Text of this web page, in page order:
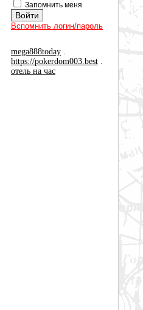
Запомнить меня
Вспомнить логин/пароль
mega888today .
https://pokerdom003.best .
отель на час